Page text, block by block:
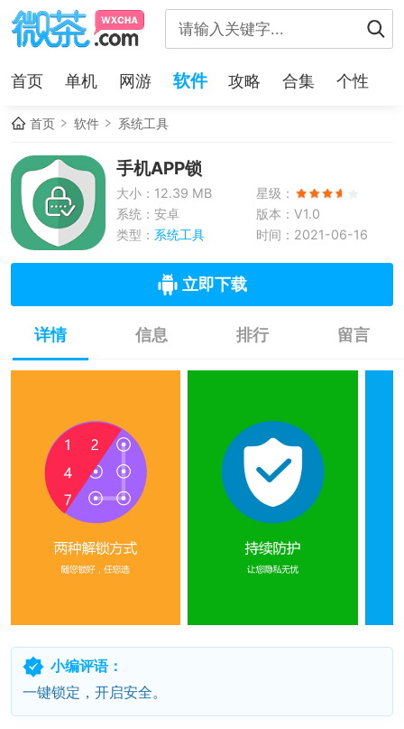
首页 单机 网游 软件 攻略 合集 个性
首页 软件 系统工具
手机APP锁
大小：12.39 MB
星级：
系统：安卓
版本：V1.0
类型： 系统工具 时间：2021-06-16
立即下载
详情 信息 排行 留言
小编评语：
一键锁定，开启安全。